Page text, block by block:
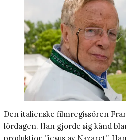
Den italienske filmregissören
lördagen. Han gjorde sig känd
produktion ”jesus av Nazaret”.